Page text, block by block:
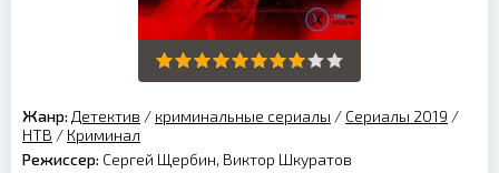
Жанр: Детектив / криминальные сериалы / Сериалы 2019 /
НТВ / Криминал
Режиссер: Сергей Щербин, Виктор Шкуратов